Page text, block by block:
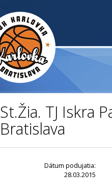
St.Žia. TJ Iskra
Bratislava
Dátum podujatia:
28.03.2015